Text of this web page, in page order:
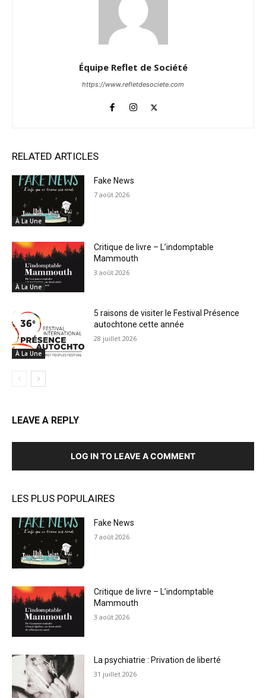
Équipe Reflet de Société
https://www.refletdesociete.com
RELATED ARTICLES
À La Une
Fake News
7 août 2026
À La Une
Critique de livre – L’indomptable
Mammouth
3 août 2026
À La Une
5 raisons de visiter le Festival Présence
autochtone cette année
28 juillet 2026
LEAVE A REPLY
LOG IN TO LEAVE A COMMENT
LES PLUS POPULAIRES
Fake News
7 août 2026
Critique de livre – L’indomptable
Mammouth
3 août 2026
La psychiatrie : Privation de liberté
31 juillet 2026